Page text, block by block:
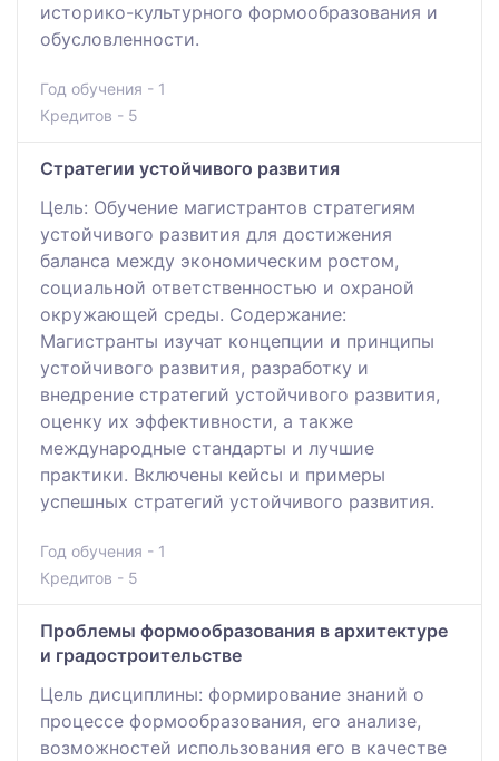
историко-культурного формообразования и
обусловленности.
Год обучения - 1
Кредитов - 5
Стратегии устойчивого развития
Цель: Обучение магистрантов стратегиям
устойчивого развития для достижения
баланса между экономическим ростом,
социальной ответственностью и охраной
окружающей среды. Содержание:
Магистранты изучат концепции и принципы
устойчивого развития, разработку и
внедрение стратегий устойчивого развития,
оценку их эффективности, а также
международные стандарты и лучшие
практики. Включены кейсы и примеры
успешных стратегий устойчивого развития.
Год обучения - 1
Кредитов - 5
Проблемы формообразования в архитектуре
и градостроительстве
Цель дисциплины: формирование знаний о
процессе формообразования, его анализе,
возможностей использования его в качестве